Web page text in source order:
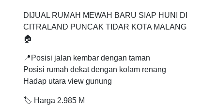
DIJUAL RUMAH MEWAH BARU SIAP HUNI DI
CITRALAND PUNCAK TIDAR KOTA MALANG
🏠
📍Posisi jalan kembar dengan taman
Posisi rumah dekat dengan kolam renang
Hadap utara view gunung
🏷 Harga 2.985 M